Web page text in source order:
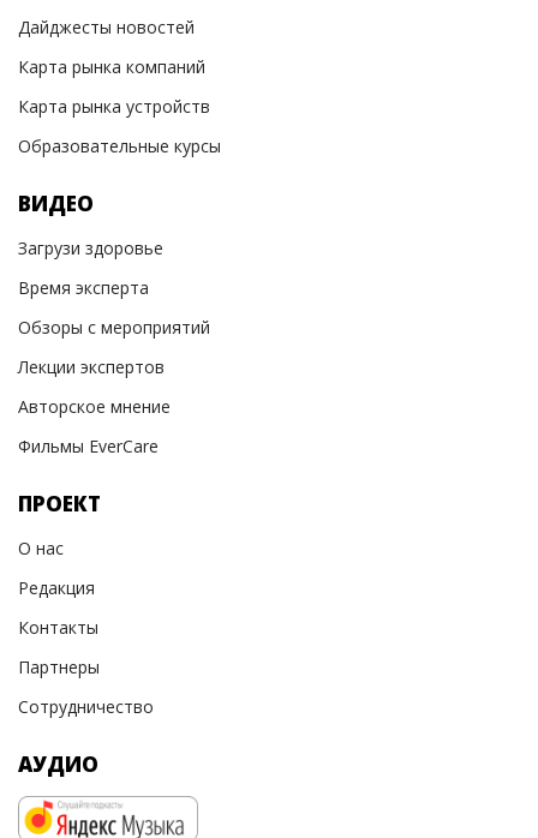
Дайджесты новостей
Карта рынка компаний
Карта рынка устройств
Образовательные курсы
ВИДЕО
Загрузи здоровье
Время эксперта
Обзоры с мероприятий
Лекции экспертов
Авторское мнение
Фильмы EverCare
ПРОЕКТ
О нас
Редакция
Контакты
Партнеры
Сотрудничество
АУДИО